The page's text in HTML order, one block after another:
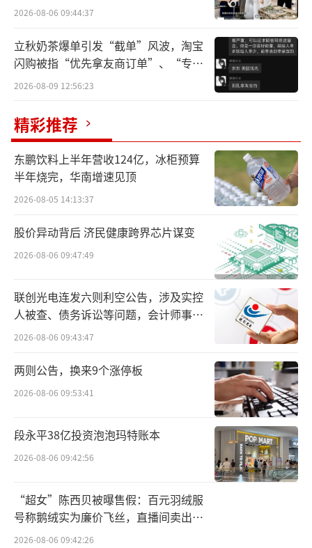
诚如所言，台上一分钟，台下十年功。十
大“高光时刻”背后，是2023年郎酒在思想、
团队、产品的三大升级，以及战略、品味、产
销等方面的全线开花：思想上，百年郎酒总纲
的长度，配称的广度”等哲学维度上达到了新
高度，为可持续发展擘划出详尽战略图。正如
汪博炜所言：
“改变这个世界的一定是思想，但思想需
要技术、产品为载体。在价值理论三部曲中，
创造价值、传递价值，再到收获价值、为消费
者赋能，是一个完整的价值链。”
郎酒股份总经理汪博炜阐述“三大升级”
而团队上，随着87后总经理引领的“年轻
2026-08-06 09:44:37
立秋奶茶爆单引发“截单”风波，淘宝
闪购被指“优先拿友商订单”、“专挑
贵的拿”
2026-08-09 12:56:23
精彩推荐
东鹏饮料上半年营收124亿，冰柜预算
半年烧完，华南增速见顶
2026-08-05 14:13:37
股价异动背后 济民健康跨界芯片谋变
2026-08-06 09:47:49
联创光电连发六则利空公告，涉及实控
人被查、债务诉讼等问题，会计师事务
所曾出具“保留意见”
2026-08-06 09:43:47
两则公告，换来9个涨停板
2026-08-06 09:53:41
段永平38亿投资泡泡玛特账本
2026-08-06 09:42:56
“超女”陈西贝被曝售假：百元羽绒服
号称鹅绒实为廉价飞丝，直播间卖出超
百万元
2026-08-06 09:42:26